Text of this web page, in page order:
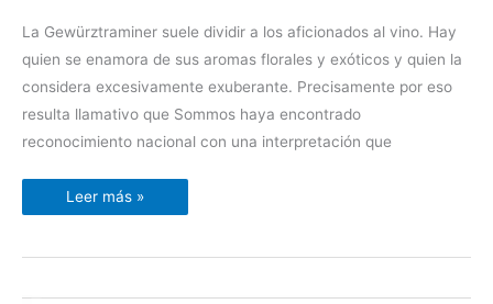
La Gewürztraminer suele dividir a los aficionados al vino. Hay
quien se enamora de sus aromas florales y exóticos y quien la
considera excesivamente exuberante. Precisamente por eso
resulta llamativo que Sommos haya encontrado
reconocimiento nacional con una interpretación que
Leer más »